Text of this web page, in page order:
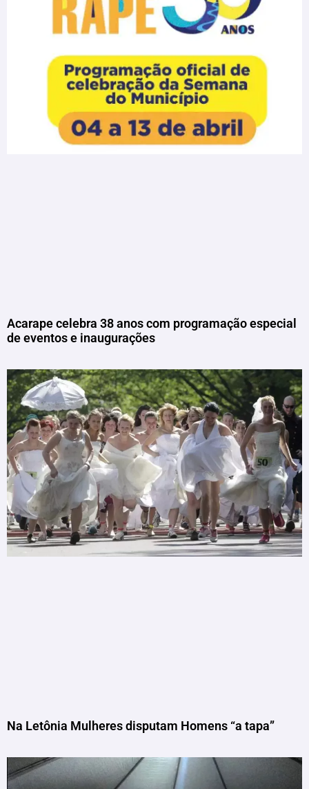
Acarape celebra 38 anos com programação especial
de eventos e inaugurações
Na Letônia Mulheres disputam Homens “a tapa”